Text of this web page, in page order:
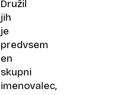
Družil
jih
je
predvsem
en
skupni
imenovalec,